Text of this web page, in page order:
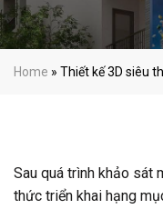
Home » Thiết kế 3D siêu
Sau quá trình khảo sát
thức triển khai hạng